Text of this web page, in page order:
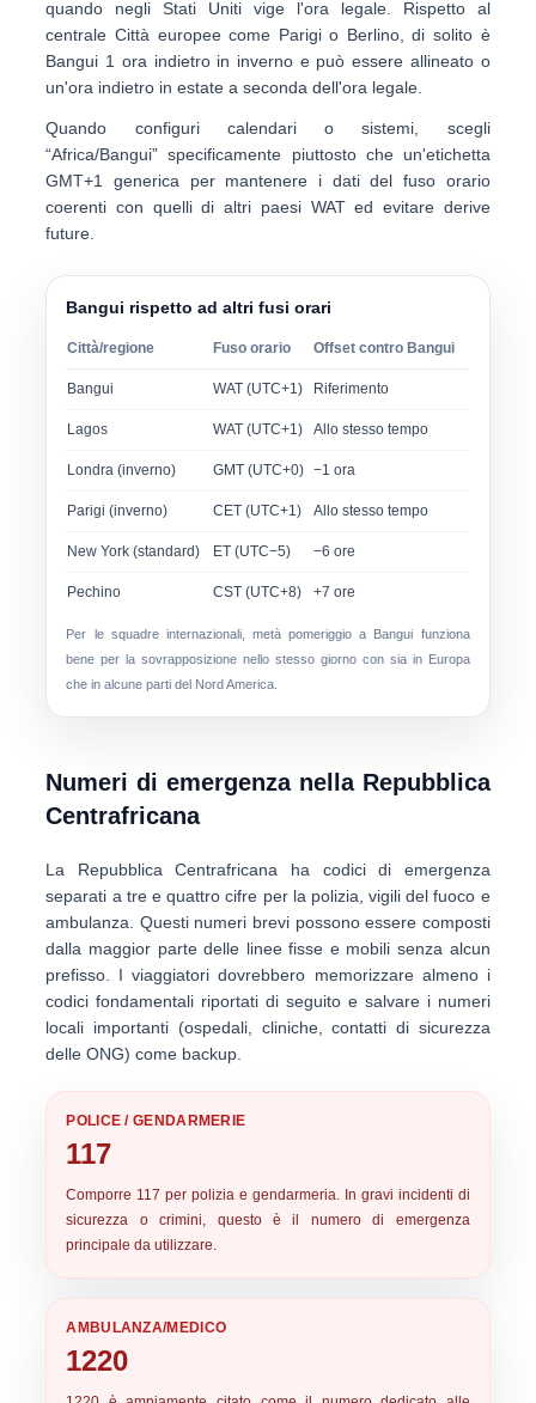
quando negli Stati Uniti vige l'ora legale. Rispetto al
centrale Città europee come Parigi o Berlino, di solito è
Bangui 1 ora indietroin inverno e può essere allineato o
un'ora indietro in estate a seconda dell'ora legale.
Quando configuri calendari o sistemi, scegli
“Africa/Bangui” specificamente piuttosto che un'etichetta
GMT+1 generica per mantenere i dati del fuso orario
coerenti con quelli di altri paesi WAT ed evitare derive
future.
Bangui rispetto ad altri fusi orari
Città/regione Fuso orario Offset contro Bangui
Bangui WAT (UTC+1) Riferimento
Lagos WAT (UTC+1) Allo stesso tempo
Londra (inverno) GMT (UTC+0) −1 ora
Parigi (inverno) CET (UTC+1) Allo stesso tempo
New York (standard) ET (UTC−5) −6 ore
Pechino CST (UTC+8) +7 ore
Per le squadre internazionali, metà pomeriggio a Bangui funziona
bene per la sovrapposizione nello stesso giorno con sia in Europa
che in alcune parti del Nord America.
Numeri di emergenza nella Repubblica
Centrafricana
La Repubblica Centrafricana ha codici di emergenza
separati a tre e quattro cifre per la polizia, vigili del fuoco e
ambulanza. Questi numeri brevi possono essere composti
dalla maggior parte delle linee fisse e mobili senza alcun
prefisso. I viaggiatori dovrebbero memorizzare almeno i
codici fondamentali riportati di seguito e salvare i numeri
locali importanti (ospedali, cliniche, contatti di sicurezza
delle ONG) come backup.
POLICE / GENDARMERIE
117
Comporre 117 per polizia e gendarmeria. In gravi incidenti di
sicurezza o crimini, questo è il numero di emergenza
principale da utilizzare.
AMBULANZA/MEDICO
1220